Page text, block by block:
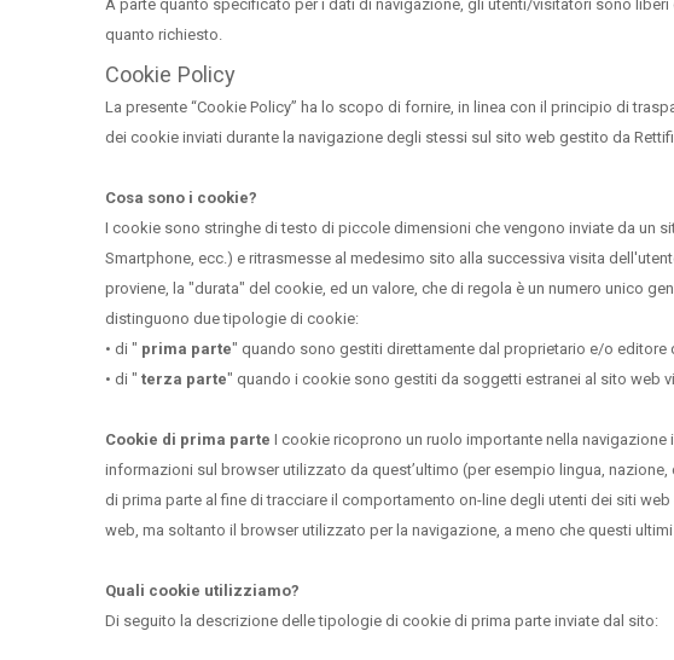
A parte quanto specificato per i dati di navigazione, gli utenti/visitatori sono
quanto richiesto.
Cookie Policy
La presente “Cookie Policy” ha lo scopo di fornire, in linea con il principio di
dei cookie inviati durante la navigazione degli stessi sul sito web gestito da
Cosa sono i cookie?
I cookie sono stringhe di testo di piccole dimensioni che vengono inviate da un
Smartphone, ecc.) e ritrasmesse al medesimo sito alla successiva visita
proviene, la "durata" del cookie, ed un valore, che di regola è un numero unico
distinguono due tipologie di cookie:
• di " prima parte" quando sono gestiti direttamente dal proprietario e/o editore
• di " terza parte" quando i cookie sono gestiti da soggetti estranei al sito web
Cookie di prima parte I cookie ricoprono un ruolo importante nella
informazioni sul browser utilizzato da quest’ultimo (per esempio lingua,
di prima parte al fine di tracciare il comportamento on-line degli utenti dei siti
web, ma soltanto il browser utilizzato per la navigazione, a meno che questi
Quali cookie utilizziamo?
Di seguito la descrizione delle tipologie di cookie di prima parte inviate dal sito: